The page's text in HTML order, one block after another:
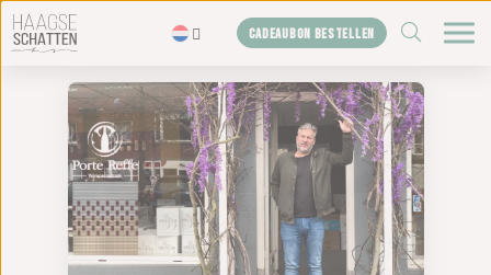
Home
De schatten
Blogs
Cadeaubon
Shop
CADEAUBON BESTELLEN ZOEKEN